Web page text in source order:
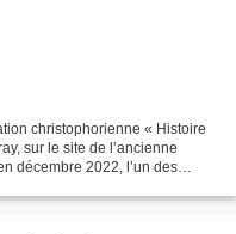
christophorienne « Histoire
sur le site de l’ancienne
décembre 2022, l’un des